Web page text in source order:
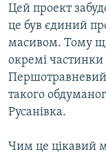
Цей проект
це був єдиний
масивом. Тому що
окремі частинки
Першотравневий
такого
Русанівка.
Чим це цікавий